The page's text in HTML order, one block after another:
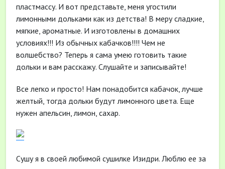
пластмассу. И вот представьте, меня угостили
лимонными дольками как из детства! В меру сладкие,
мягкие, ароматные. И изготовлены в домашних
условиях!!! Из обычных кабачков!!!! Чем не
волшебство? Теперь я сама умею готовить такие
дольки и вам расскажу. Слушайте и записывайте!
Все легко и просто! Нам понадобится кабачок, лучше
желтый, тогда дольки будут лимонного цвета. Еще
нужен апельсин, лимон, сахар.
Сушу я в своей любимой сушилке Изидри. Люблю ее за